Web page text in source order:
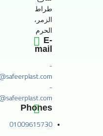
طراط
الزمر،
الحرم
E-
mail
-
-
Phones
01009615730